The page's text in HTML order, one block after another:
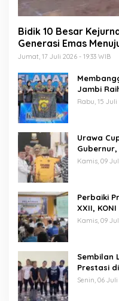
Bidik 10 Besar
Generasi Emas
Jumat, 17 Juli 2026 - 19:33 WIB
Jambi
Cup 7
Rabu, 15 Juli
Urawa
Gubernur,
Kamis, 09
Perbaiki
XXII,
Kamis, 09
Sembilan
Prestasi
Senin, 06 Juli